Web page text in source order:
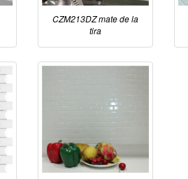
CZM213DZ mate de la
tira